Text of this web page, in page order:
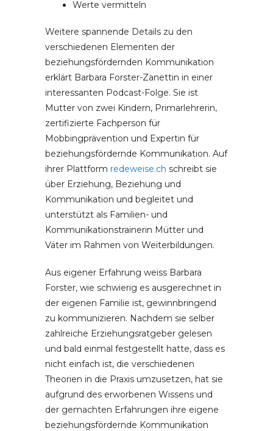
Werte vermitteln
Weitere spannende Details zu den
verschiedenen Elementen der
beziehungsfördernden Kommunikation
erklärt Barbara Forster-Zanettin in einer
interessanten Podcast-Folge. Sie ist
Mutter von zwei Kindern, Primarlehrerin,
zertifizierte Fachperson für
Mobbingprävention und Expertin für
beziehungsfördernde Kommunikation. Auf
ihrer Plattform redeweise.ch schreibt sie
über Erziehung, Beziehung und
Kommunikation und begleitet und
unterstützt als Familien- und
Kommunikationstrainerin Mütter und
Väter im Rahmen von Weiterbildungen.
Aus eigener Erfahrung weiss Barbara
Forster, wie schwierig es ausgerechnet in
der eigenen Familie ist, gewinnbringend
zu kommunizieren. Nachdem sie selber
zahlreiche Erziehungsratgeber gelesen
und bald einmal festgestellt hatte, dass es
nicht einfach ist, die verschiedenen
Theorien in die Praxis umzusetzen, hat sie
aufgrund des erworbenen Wissens und
der gemachten Erfahrungen ihre eigene
beziehungsfördernde Kommunikation